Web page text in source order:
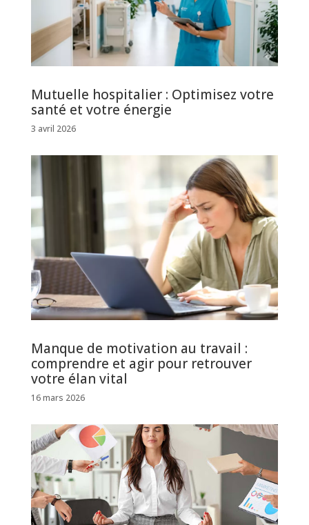
Mutuelle hospitalier : Optimisez votre
santé et votre énergie
3 avril 2026
Manque de motivation au travail :
comprendre et agir pour retrouver
votre élan vital
16 mars 2026